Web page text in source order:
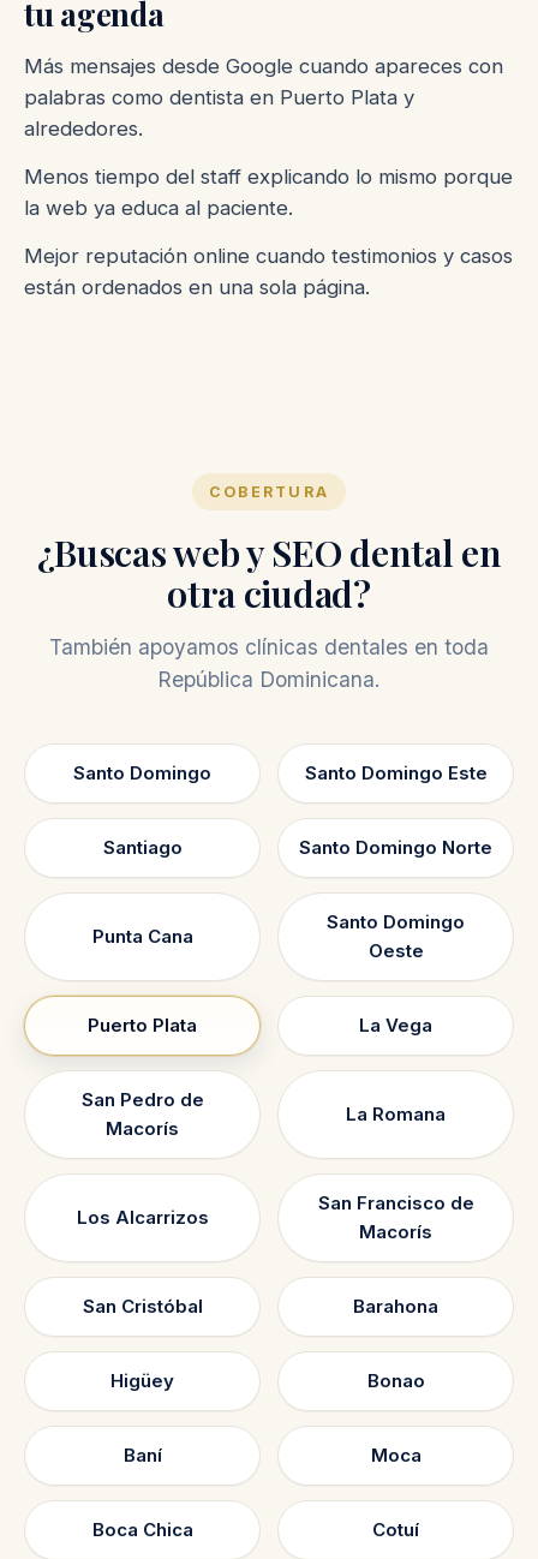
tu agenda
Más mensajes desde Google cuando apareces con
palabras como dentista en Puerto Plata y
alrededores.
Menos tiempo del staff explicando lo mismo porque
la web ya educa al paciente.
Mejor reputación online cuando testimonios y casos
están ordenados en una sola página.
COBERTURA
¿Buscas web y SEO dental en
otra ciudad?
También apoyamos clínicas dentales en toda
República Dominicana.
Santo Domingo Santo Domingo Este
Santiago Santo Domingo Norte
Punta Cana
Santo Domingo
Oeste
Puerto Plata La Vega
San Pedro de
Macorís
La Romana
Los Alcarrizos
San Francisco de
Macorís
San Cristóbal Barahona
Higüey Bonao
Baní Moca
Boca Chica Cotuí